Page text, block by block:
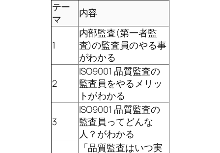
テー
マ
内容
1
内部監査(第一者監
査)の監査員のやる事
がわかる
2
ISO9001 品質監査の
監査員をやるメリッ
トがわかる
3
ISO9001 品質監査の
監査員ってどんな
人？がわかる
「品質監査はいつ実